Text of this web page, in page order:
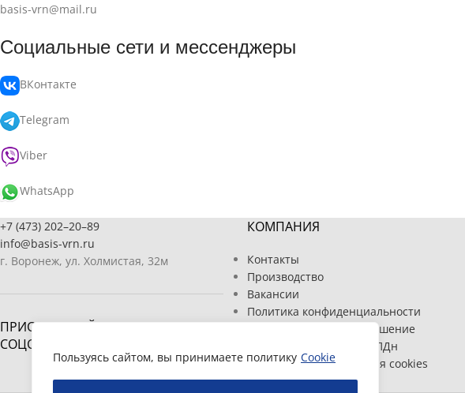
Пользуясь сайтом, вы принимаете политику Cookie
basis-vrn@mail.ru
Социальные сети и мессенджеры
ВКонтакте
Telegram
Viber
WhatsApp
+7 (473) 202–20–89
info@basis-vrn.ru
г. Воронеж, ул. Холмистая, 32м
ПРИСОЕДИНЯЙТЕСЬ К НАМ В
СОЦСЕТЯХ
КОМПАНИЯ
Контакты
Производство
Вакансии
Политика конфиденциальности
Пользовательское соглашение
Согласие на обработку ПДн
Политика использования cookies